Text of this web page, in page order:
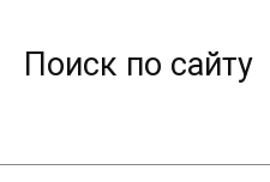
Поиск по сайту